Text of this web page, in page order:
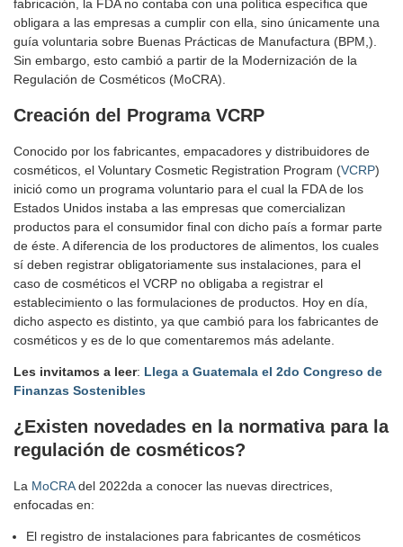
fabricación, la FDA no contaba con una política específica que
obligara a las empresas a cumplir con ella, sino únicamente una
guía voluntaria sobre Buenas Prácticas de Manufactura (BPM,).
Sin embargo, esto cambió a partir de la Modernización de la
Regulación de Cosméticos (MoCRA).
Creación del Programa VCRP
Conocido por los fabricantes, empacadores y distribuidores de
cosméticos, el Voluntary Cosmetic Registration Program (VCRP)
inició como un programa voluntario para el cual la FDA de los
Estados Unidos instaba a las empresas que comercializan
productos para el consumidor final con dicho país a formar parte
de éste. A diferencia de los productores de alimentos, los cuales
sí deben registrar obligatoriamente sus instalaciones, para el
caso de cosméticos el VCRP no obligaba a registrar el
establecimiento o las formulaciones de productos. Hoy en día,
dicho aspecto es distinto, ya que cambió para los fabricantes de
cosméticos y es de lo que comentaremos más adelante.
Les invitamos a leer: Llega a Guatemala el 2do Congreso de
Finanzas Sostenibles
¿Existen novedades en la normativa para la
regulación de cosméticos?
La MoCRAdel 2022da a conocer las nuevas directrices,
enfocadas en:
El registro de instalaciones para fabricantes de cosméticos